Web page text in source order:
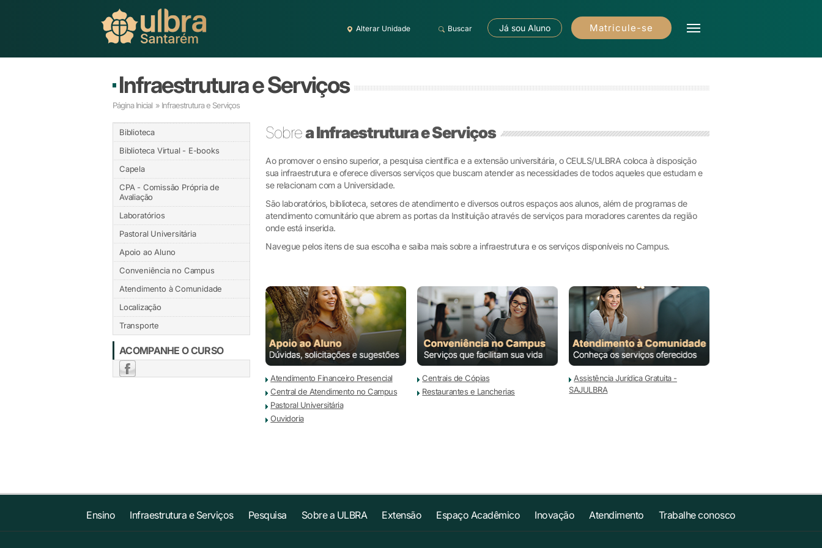
Alterar Unidade Buscar Já sou Aluno Matricule-se
Infraestrutura e Serviços
Página Inicial » Infraestrutura e Serviços
Biblioteca
Biblioteca Virtual - E-books
Capela
CPA - Comissão Própria de
Avaliação
Laboratórios
Pastoral Universitária
Apoio ao Aluno
Conveniência no Campus
Atendimento à Comunidade
Localização
Transporte
ACOMPANHE O CURSO
Sobrea Infraestrutura e Serviços
Ao promover o ensino superior, a pesquisa científica e a extensão universitária, o CEULS/ULBRA coloca à disposição
sua infraestrutura e oferece diversos serviços que buscam atender as necessidades de todos aqueles que estudam e
se relacionam com a Universidade.
São laboratórios, biblioteca, setores de atendimento e diversos outros espaços aos alunos, além de programas de
atendimento comunitário que abrem as portas da Instituição através de serviços para moradores carentes da região
onde está inserida.
Navegue pelos itens de sua escolha e saiba mais sobre a infraestrutura e os serviços disponíveis no Campus.
Atendimento Financeiro Presencial
Central de Atendimento no Campus
Pastoral Universitária
Ouvidoria
Centrais de Cópias
Restaurantes e Lancherias
Assistência Jurídica Gratuita -
SAJULBRA
Ensino Infraestrutura e Serviços Pesquisa Sobre a ULBRA Extensão Espaço Acadêmico Inovação Atendimento Trabalhe conosco